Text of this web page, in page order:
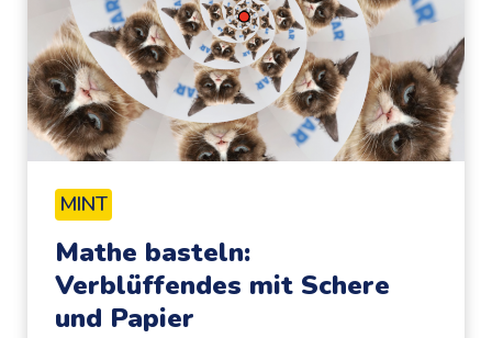
MINT
Mathe basteln:
Verblüffendes mit Schere
und Papier